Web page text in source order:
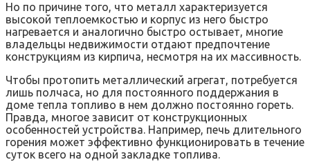
Но по причине того, что металл характеризуется
высокой теплоемкостью и корпус из него быстро
нагревается и аналогично быстро остывает, многие
владельцы недвижимости отдают предпочтение
конструкциям из кирпича, несмотря на их массивность.
Чтобы протопить металлический агрегат, потребуется
лишь полчаса, но для постоянного поддержания в
доме тепла топливо в нем должно постоянно гореть.
Правда, многое зависит от конструкционных
особенностей устройства. Например, печь длительного
горения может эффективно функционировать в течение
суток всего на одной закладке топлива.